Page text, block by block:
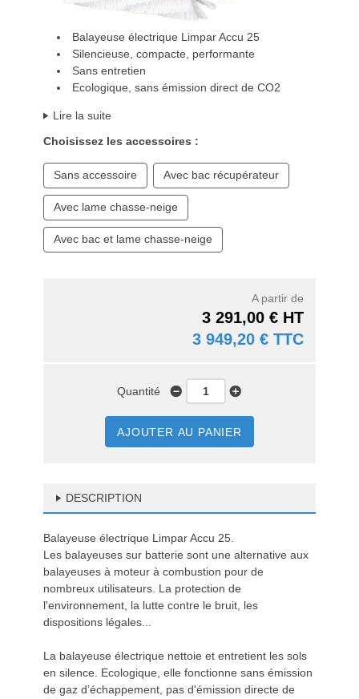
Balayeuse électrique Limpar Accu 25
Silencieuse, compacte, performante
Sans entretien
Ecologique, sans émission direct de CO2
Lire la suite
Choisissez les accessoires :
Sans accessoire Avec bac récupérateur
Avec lame chasse-neige
Avec bac et lame chasse-neige
A partir de
3 291,00 € HT
3 949,20 € TTC
Quantité
AJOUTER AU PANIER
DESCRIPTION
Balayeuse électrique Limpar Accu 25.
Les balayeuses sur batterie sont une alternative aux
balayeuses à moteur à combustion pour de
nombreux utilisateurs. La protection de
l'environnement, la lutte contre le bruit, les
dispositions légales...
La balayeuse électrique nettoie et entretient les sols
en silence. Ecologique, elle fonctionne sans émission
de gaz d’échappement, pas d'émission directe de